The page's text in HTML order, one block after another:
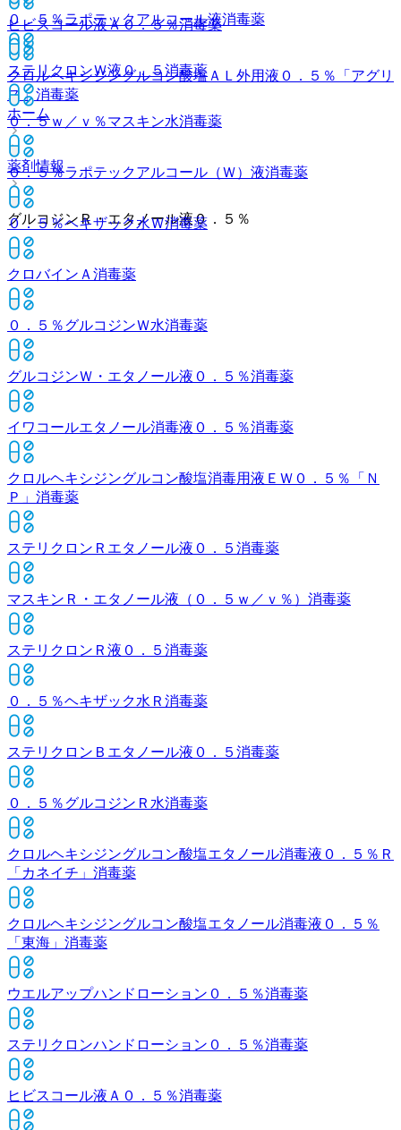
ヒビスコール液Ａ０．５％消毒薬
クロルヘキシジングルコン酸塩ＡＬ外用液０．５％「アグリ
ス」消毒薬
ホーム
薬剤情報
グルコジンＲ・エタノール液０．５％
０．５％ラポテックアルコール液消毒薬
ステリクロンＷ液０．５消毒薬
０．５ｗ／ｖ％マスキン水消毒薬
０．５％ラポテックアルコール（Ｗ）液消毒薬
０．５％ヘキザック水Ｗ消毒薬
クロバインＡ 消毒薬
０．５％グルコジンＷ水消毒薬
グルコジンＷ・エタノール液０．５％消毒薬
イワコールエタノール消毒液０．５％消毒薬
クロルヘキシジングルコン酸塩消毒用液ＥＷ０．５％「Ｎ
Ｐ」 消毒薬
ステリクロンＲエタノール液０．５ 消毒薬
マスキンＲ・エタノール液（０．５ｗ／ｖ％） 消毒薬
ステリクロンＲ液０．５ 消毒薬
０．５％ヘキザック水Ｒ 消毒薬
ステリクロンＢエタノール液０．５ 消毒薬
０．５％グルコジンＲ水消毒薬
クロルヘキシジングルコン酸塩エタノール消毒液０．５％Ｒ
「カネイチ」 消毒薬
クロルヘキシジングルコン酸塩エタノール消毒液０．５％
「東海」 消毒薬
ウエルアップハンドローション０．５％消毒薬
ステリクロンハンドローション０．５％消毒薬
ヒビスコール液Ａ０．５％消毒薬